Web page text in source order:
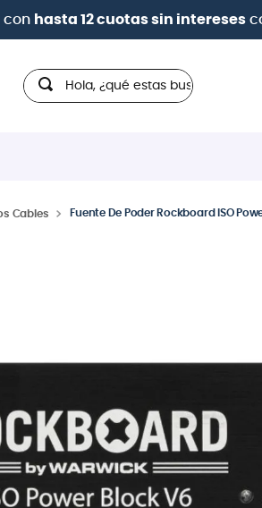
| Paga en cuotasdesde 0% de
Hola, ¿qué estas buscando?
Cables Fuente De Poder Rockboard ISO